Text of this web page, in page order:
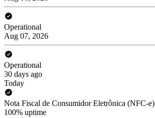
Operational
Aug 07, 2026
Operational
30 days ago
Today
Nota Fiscal de Consumidor Eletrônica (NFC-e)
100% uptime